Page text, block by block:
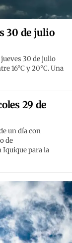
30 de julio
30 de julio
16°C y 20°C. Una
29 de
un día con
de
Iquique para la